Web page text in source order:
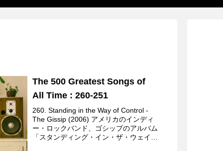
The 500 Greatest Songs of
All Time : 260-251
260. Standing in the Way of Control -
The Gissip (2006) アメリカのインディ
ー・ロックバンド、ゴシップのアルバム
「スタンディング・イン・ザ・ウェイ・